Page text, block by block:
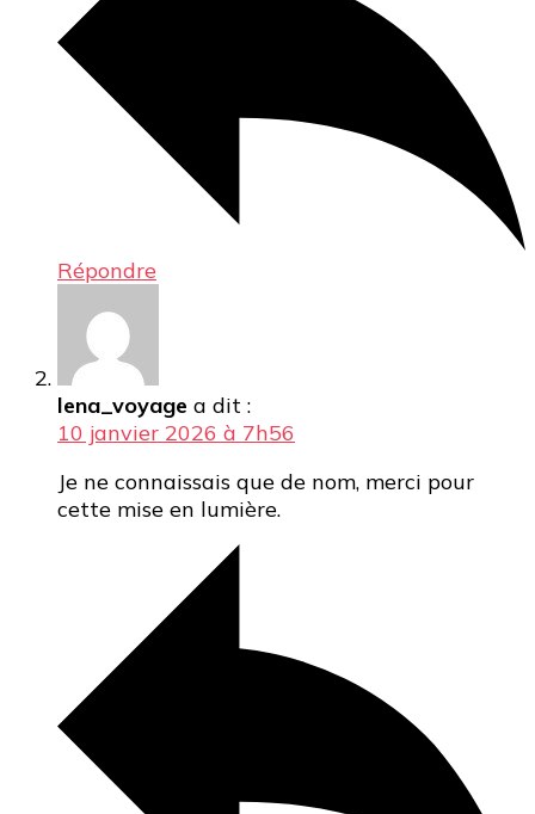
Répondre
lena_voyage a dit :
10 janvier 2026 à 7h56
Je ne connaissais que de nom, merci pour
cette mise en lumière.